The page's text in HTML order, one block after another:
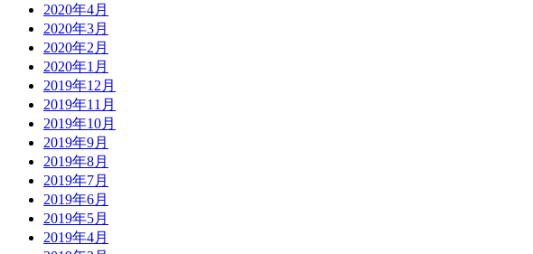
2020年4月
2020年3月
2020年2月
2020年1月
2019年12月
2019年11月
2019年10月
2019年9月
2019年8月
2019年7月
2019年6月
2019年5月
2019年4月